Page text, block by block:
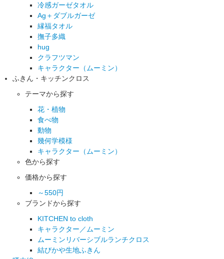
冷感ガーゼタオル
Ag＋ダブルガーゼ
縁福タオル
撫子多織
hug
クラフツマン
キャラクター（ムーミン）
ふきん・キッチンクロス
テーマから探す
花・植物
食べ物
動物
幾何学模様
キャラクター（ムーミン）
色から探す
価格から探す
～550円
ブランドから探す
KITCHEN to cloth
キャラクター／ムーミン
ムーミンリバーシブルランチクロス
結びかや生地ふきん